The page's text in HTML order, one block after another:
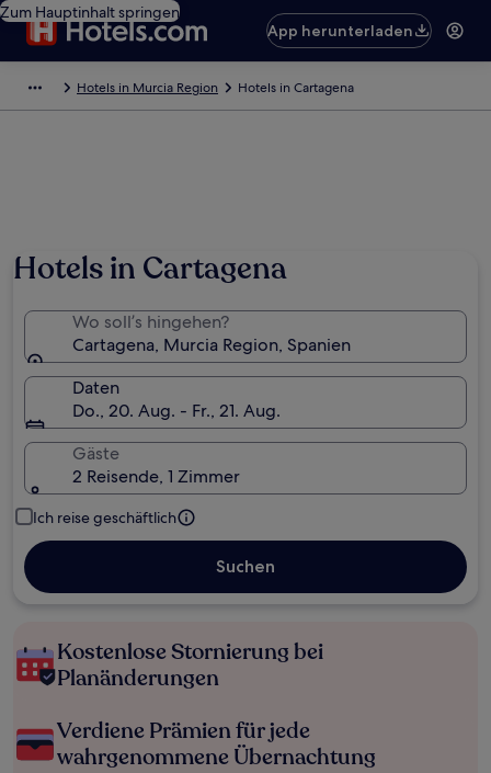
Zum Hauptinhalt springen
App herunterladen
Hotels in Murcia Region Hotels in Cartagena
Hotels in Cartagena
Wo soll’s hingehen?
Cartagena, Murcia Region, Spanien
Daten
Do., 20. Aug. - Fr., 21. Aug.
Gäste
2 Reisende, 1 Zimmer
Ich reise geschäftlich
Suchen
Kostenlose Stornierung bei
Planänderungen
Verdiene Prämien für jede
wahrgenommene Übernachtung